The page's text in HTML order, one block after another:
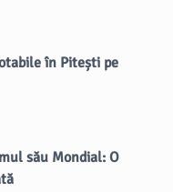
în Pitești pe
său Mondial: O